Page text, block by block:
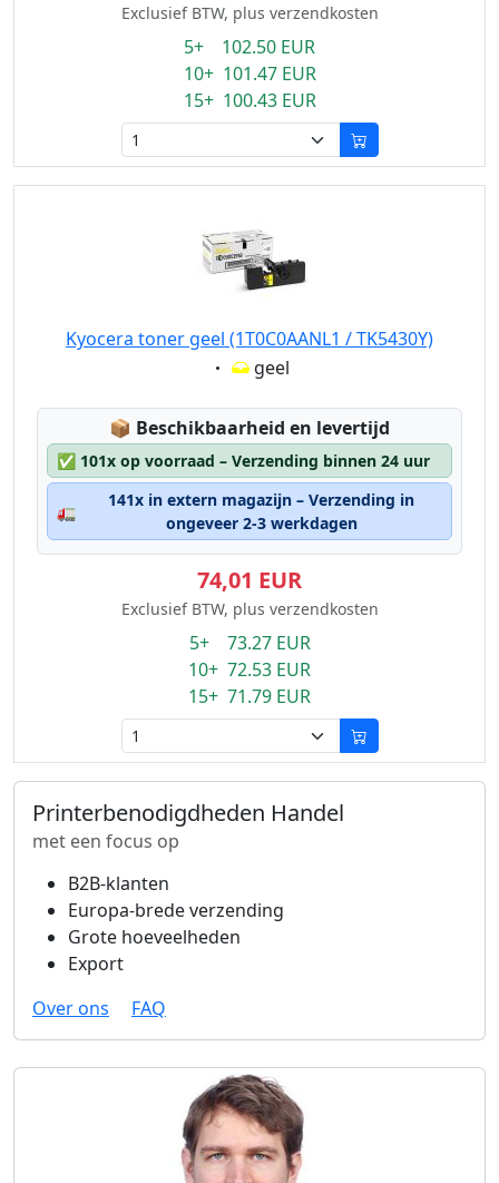
Exclusief BTW, plus verzendkosten
5+ 102.50 EUR
10+ 101.47 EUR
15+ 100.43 EUR
Kyocera toner geel (1T0C0AANL1 / TK5430Y)
Eigenschaft:
geel
📦 Lagerstatus:
Beschikbaarheid en levertijd
✅ 101x op voorraad – Verzending binnen 24 uur
🚛
141x in extern magazijn – Verzending in
ongeveer 2-3 werkdagen
74,01 EUR
Exclusief BTW, plus verzendkosten
5+ 73.27 EUR
10+ 72.53 EUR
15+ 71.79 EUR
Printerbenodigdheden Handel
met een focus op
B2B-klanten
Europa-brede verzending
Grote hoeveelheden
Export
Over ons
FAQ